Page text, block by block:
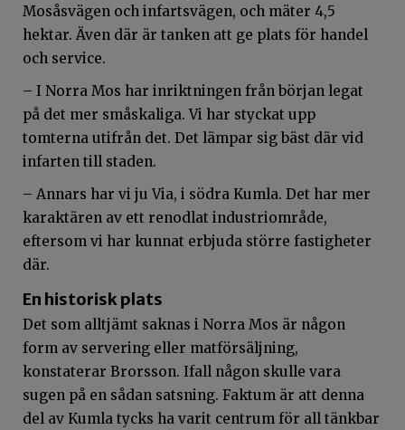
Mosåsvägen och infartsvägen, och mäter 4,5
hektar. Även där är tanken att ge plats för handel
och service.
– I Norra Mos har inriktningen från början legat
på det mer småskaliga. Vi har styckat upp
tomterna utifrån det. Det lämpar sig bäst där vid
infarten till staden.
– Annars har vi ju Via, i södra Kumla. Det har mer
karaktären av ett renodlat industriområde,
eftersom vi har kunnat erbjuda större fastigheter
där.
En historisk plats
Det som alltjämt saknas i Norra Mos är någon
form av servering eller matförsäljning,
konstaterar Brorsson. Ifall någon skulle vara
sugen på en sådan satsning. Faktum är att denna
del av Kumla tycks ha varit centrum för all tänkbar